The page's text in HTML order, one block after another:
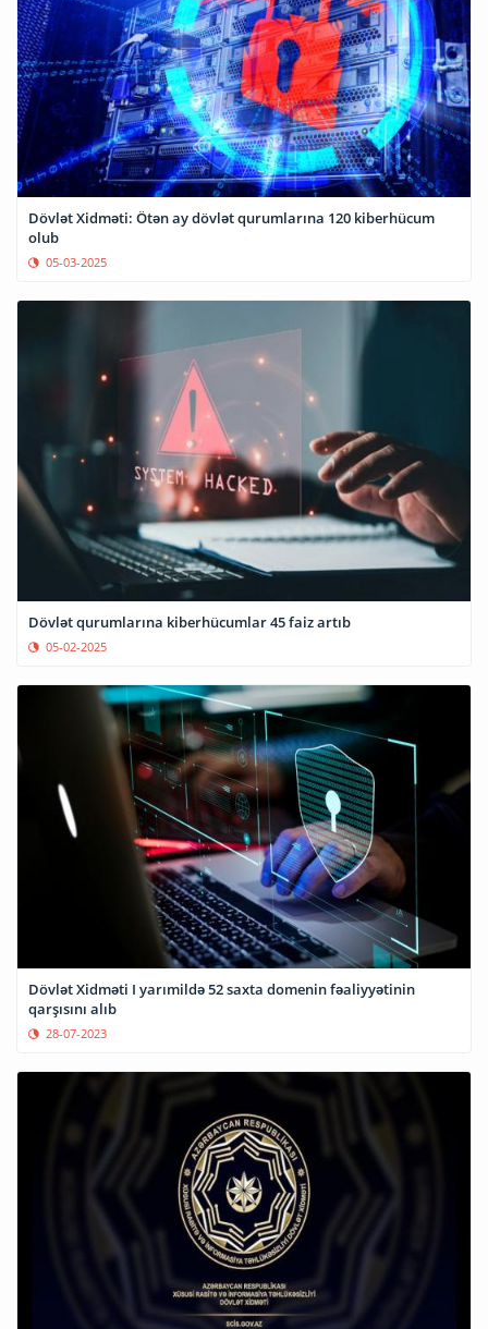
Dövlət Xidməti: Ötən ay dövlət qurumlarına 120 kiberhücum
olub
05-03-2025
Dövlət qurumlarına kiberhücumlar 45 faiz artıb
05-02-2025
Dövlət Xidməti I yarımildə 52 saxta domenin fəaliyyətinin
qarşısını alıb
28-07-2023